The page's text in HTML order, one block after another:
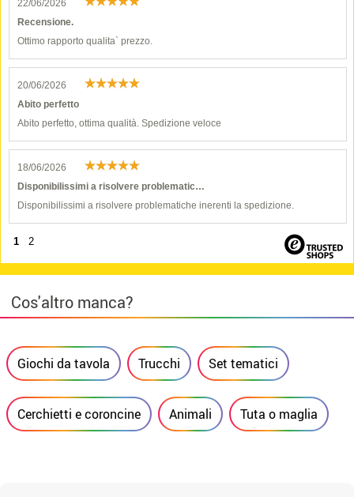
22/06/2026
Recensione.
Ottimo rapporto qualita` prezzo.
20/06/2026
Abito perfetto
Abito perfetto, ottima qualità. Spedizione veloce
18/06/2026
Disponibilissimi a risolvere problematic…
Disponibilissimi a risolvere problematiche inerenti la spedizione.
1 2
Cos'altro manca?
Giochi da tavola Trucchi Set tematici
Cerchietti e coroncine Animali Tuta o maglia